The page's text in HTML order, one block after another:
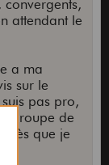
convergents,
attendant le
a ma
sur le
pas pro,
groupe de
dès que je